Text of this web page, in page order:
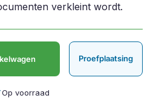
verkleint wordt.
Proefplaatsing
Op voorraad